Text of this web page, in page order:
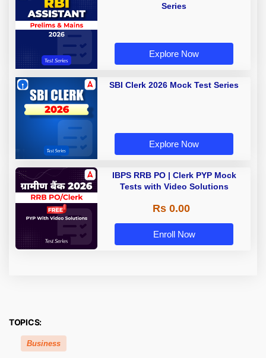
Series
Explore Now
SBI Clerk 2026 Mock Test Series
Explore Now
IBPS RRB PO | Clerk PYP Mock
Tests with Video Solutions
Rs 0.00
Enroll Now
TOPICS:
Business